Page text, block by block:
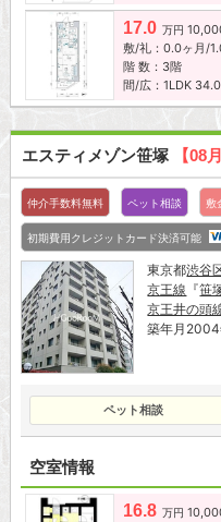
17.0 万円
敷/礼：0.0ヶ月/
階 数：3階
間/広：1LDK
エスティメゾン笹塚 【08
仲介手数料無料 ペット相談 敷
初期費用クレジットカード決済可能
東京都渋谷
京王線 『笹
京王井の頭
築年月2004
ペット相談
空室情報
16.8 万円